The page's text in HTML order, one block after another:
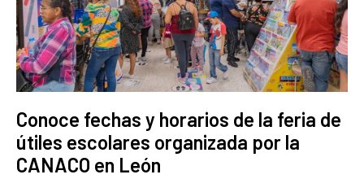
Conoce fechas y horarios de la feria de
útiles escolares organizada por la
CANACO en León